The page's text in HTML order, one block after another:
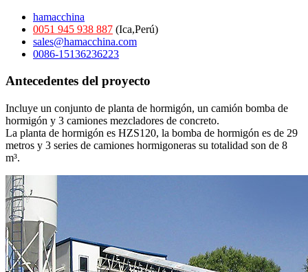
hamacchina
0051 945 938 887 (Ica,Perú)
sales@hamacchina.com
0086-15136236223
Antecedentes del proyecto
Incluye un conjunto de planta de hormigón, un camión bomba de
hormigón y 3 camiones mezcladores de concreto.
La planta de hormigón es HZS120, la bomba de hormigón es de 29
metros y 3 series de camiones hormigoneras su totalidad son de 8
m³.